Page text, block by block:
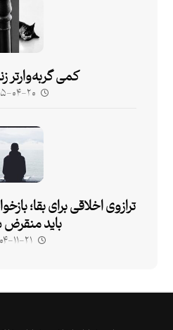
کمی گربه‌وارتر
۱۴۰۵-
ترازوی اخلاقی برای بقا؛
باید
۱۴۰۴-